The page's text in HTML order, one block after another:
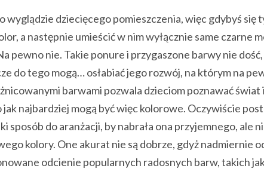
dziecięcego pomieszczenia, więc gdybyś się
a następnie umieścić w nim wyłącznie same czarne
pewno nie. Takie ponure i przygaszone barwy nie
do tego mogą… osłabiać jego rozwój, na którym na
barwami pozwala dzieciom poznawać świat
najbardziej mogą być więc kolorowe. Oczywiście
sposób do aranżacji, by nabrała ona przyjemnego,
kolory. One akurat nie są dobrze, gdyż nadmiernie
odcienie popularnych radosnych barw, takich jak